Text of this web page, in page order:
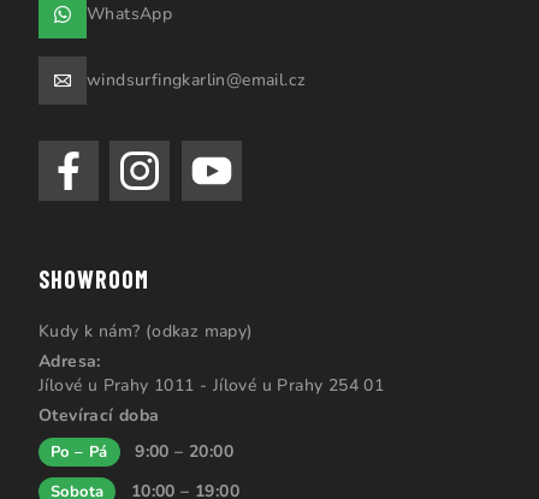
WhatsApp
windsurfingkarlin@email.cz
SHOWROOM
Kudy k nám? (odkaz mapy)
Adresa:
Jílové u Prahy 1011 - Jílové u Prahy 254 01
Otevírací doba
Po – Pá 9:00 – 20:00
Sobota 10:00 – 19:00